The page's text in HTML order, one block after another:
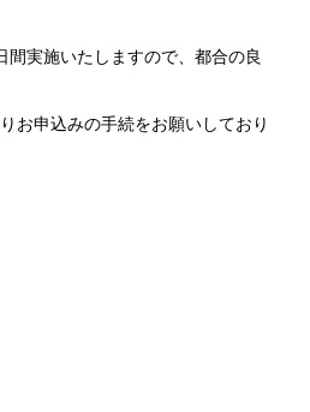
実施いたしますので、都合の良
お申込みの手続をお願いしており